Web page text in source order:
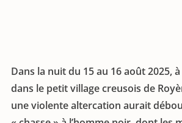
Dans la nuit du 15 au 16 août 2025, à
dans le petit village creusois de
une violente altercation aurait